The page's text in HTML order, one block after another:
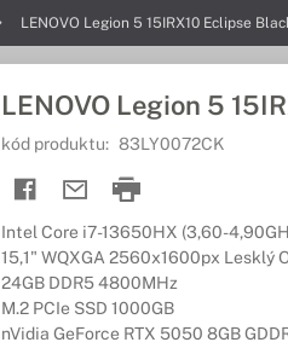
LENOVO Legion 5 15IRX10 Eclipse
LENOVO Legion 5
kód produktu: 83LY0072CK
Intel Core i7-13650HX (3,60-
15,1" WQXGA 2560x1600px Lesklý
24GB DDR5 4800MHz
M.2 PCIe SSD 1000GB
nVidia GeForce RTX 5050 8GB